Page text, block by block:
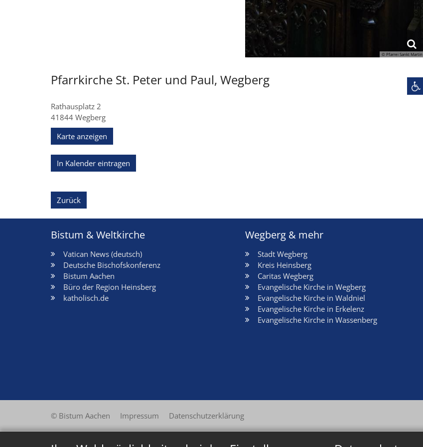
© Pfarrei Sankt Martin
Pfarrkirche St. Peter und Paul, Wegberg
Rathausplatz 2
41844 Wegberg
Karte anzeigen
In Kalender eintragen
Zurück
Bistum & Weltkirche
Vatican News (deutsch)
Deutsche Bischofskonferenz
Bistum Aachen
Büro der Region Heinsberg
katholisch.de
Wegberg & mehr
Stadt Wegberg
Kreis Heinsberg
Caritas Wegberg
Evangelische Kirche in Wegberg
Evangelische Kirche in Waldniel
Evangelische Kirche in Erkelenz
Evangelische Kirche in Wassenberg
© Bistum Aachen Impressum Datenschutzerklärung